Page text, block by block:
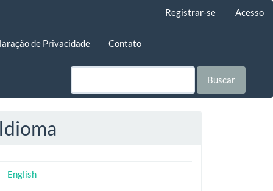
Registrar-se Acesso
de Privacidade Contato
Buscar
Idioma
English